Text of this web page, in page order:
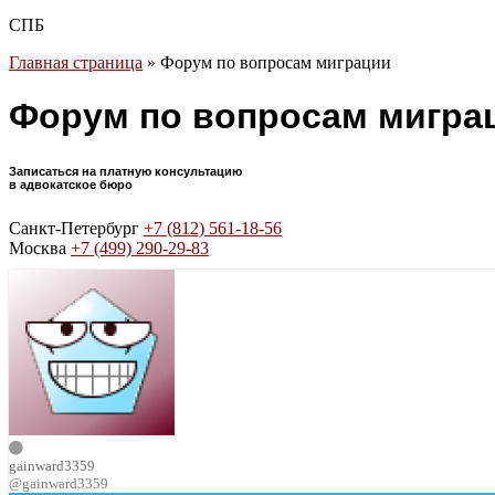
СПБ
Главная страница » Форум по вопросам миграции
Форум по вопросам
Записаться на платную консультацию
в адвокатское бюро
Санкт-Петербург +7 (812) 561-18-56
Москва +7 (499) 290-29-83
gainward3359
@gainward3359